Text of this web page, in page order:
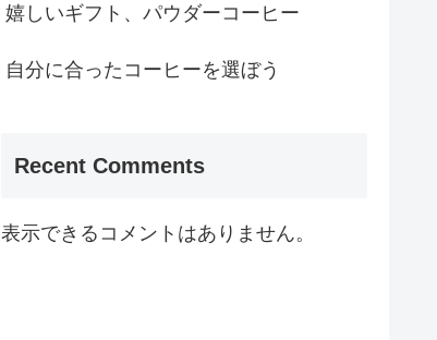
嬉しいギフト、パウダーコーヒー
自分に合ったコーヒーを選ぼう
Recent Comments
表示できるコメントはありません。